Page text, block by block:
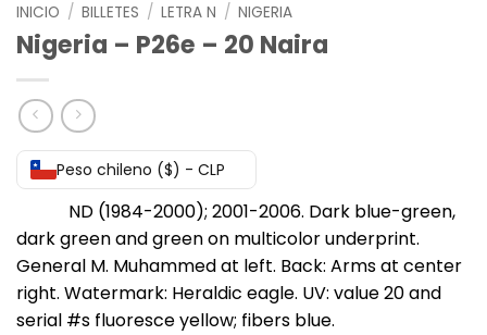
INICIO / BILLETES / LETRA N / NIGERIA
Nigeria – P26e – 20 Naira
Peso chileno ($) - CLP
ND (1984-2000); 2001-2006. Dark blue-green,
dark green and green on multicolor underprint.
General M. Muhammed at left. Back: Arms at center
right. Watermark: Heraldic eagle. UV: value 20 and
serial #s fluoresce yellow; fibers blue.